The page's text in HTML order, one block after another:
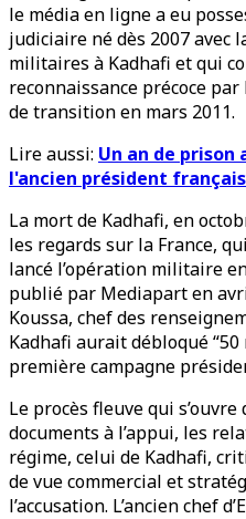
le média en ligne a eu
judiciaire né dès 2007 avec
militaires à Kadhafi et qui
reconnaissance précoce
de transition en mars 2011.
Lire aussi: Un an de prison
l'ancien président
La mort de Kadhafi, en
les regards sur la France,
lancé l’opération militaire
publié par Mediapart en
Koussa, chef des
Kadhafi aurait débloqué
première campagne
Le procès fleuve qui
documents à l’appui, les
régime, celui de Kadhafi,
de vue commercial et
l’accusation. L’ancien chef